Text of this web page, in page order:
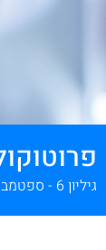
גיליון 6 - ספטמבר 2020